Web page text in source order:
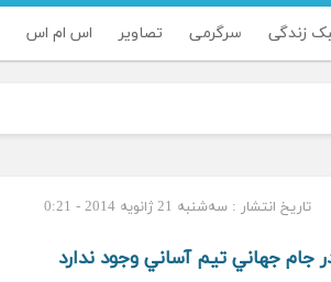
زندگی سرگرمی تصاویر اس ام اس
تاریخ انتشار : سه‌شنبه 21 ژانویه 2014 - 0:21
جام‌ جهاني تيم آساني وجود ندارد